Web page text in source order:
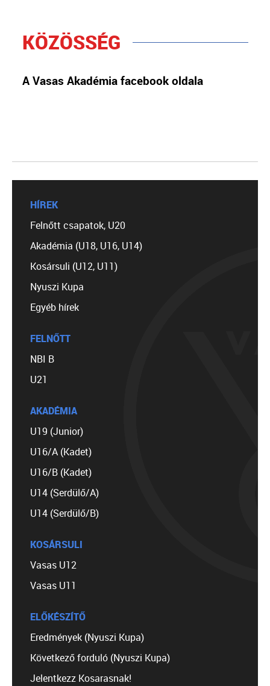
KÖZÖSSÉG
A Vasas Akadémia facebook oldala
HÍREK
Felnőtt csapatok, U20
Akadémia (U18, U16, U14)
Kosársuli (U12, U11)
Nyuszi Kupa
Egyéb hírek
FELNŐTT
NBI B
U21
AKADÉMIA
U19 (Junior)
U16/A (Kadet)
U16/B (Kadet)
U14 (Serdülő/A)
U14 (Serdülő/B)
KOSÁRSULI
Vasas U12
Vasas U11
ELŐKÉSZÍTŐ
Eredmények (Nyuszi Kupa)
Következő forduló (Nyuszi Kupa)
Jelentkezz Kosarasnak!